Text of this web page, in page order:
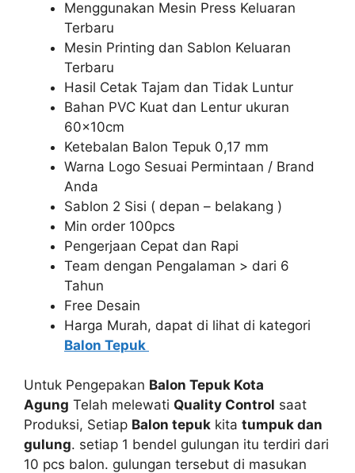
Menggunakan Mesin Press Keluaran
Terbaru
Mesin Printing dan Sablon Keluaran
Terbaru
Hasil Cetak Tajam dan Tidak Luntur
Bahan PVC Kuat dan Lentur ukuran
60x10cm
Ketebalan Balon Tepuk 0,17 mm
Warna Logo Sesuai Permintaan / Brand
Anda
Sablon 2 Sisi ( depan – belakang )
Min order 100pcs
Pengerjaan Cepat dan Rapi
Team dengan Pengalaman > dari 6
Tahun
Free Desain
Harga Murah, dapat di lihat di kategori
Balon Tepuk
Untuk Pengepakan Balon Tepuk Kota
Agung Telah melewati Quality Control saat
Produksi, Setiap Balon tepuk kita tumpuk dan
gulung. setiap 1 bendel gulungan itu terdiri dari
10 pcs balon. gulungan tersebut di masukan